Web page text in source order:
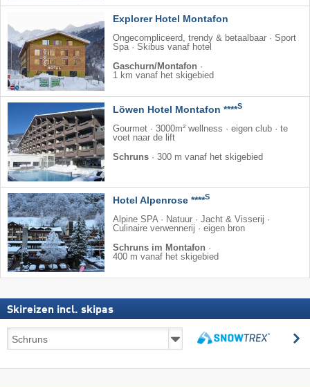
Explorer Hotel Montafon
Ongecompliceerd, trendy & betaalbaar · Sport
Spa · Skibus vanaf hotel
Gaschurn/Montafon ·
1 km vanaf het skigebied
Löwen Hotel Montafon ****S
Gourmet · 3000m² wellness · eigen club · te
voet naar de lift
Schruns · 300 m vanaf het skigebied
Hotel Alpenrose ****S
Alpine SPA · Natuur · Jacht & Visserij ·
Culinaire verwennerij · eigen bron
Schruns im Montafon ·
400 m vanaf het skigebied
Skireizen incl. skipas
Skireizen
incl.